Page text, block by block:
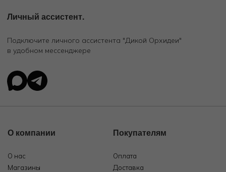
Личный ассистент.
Подключите личного ассистента "Дикой Орхидеи"
в удобном мессенджере
О компании
О нас
Магазины
Покупателям
Оплата
Доставка